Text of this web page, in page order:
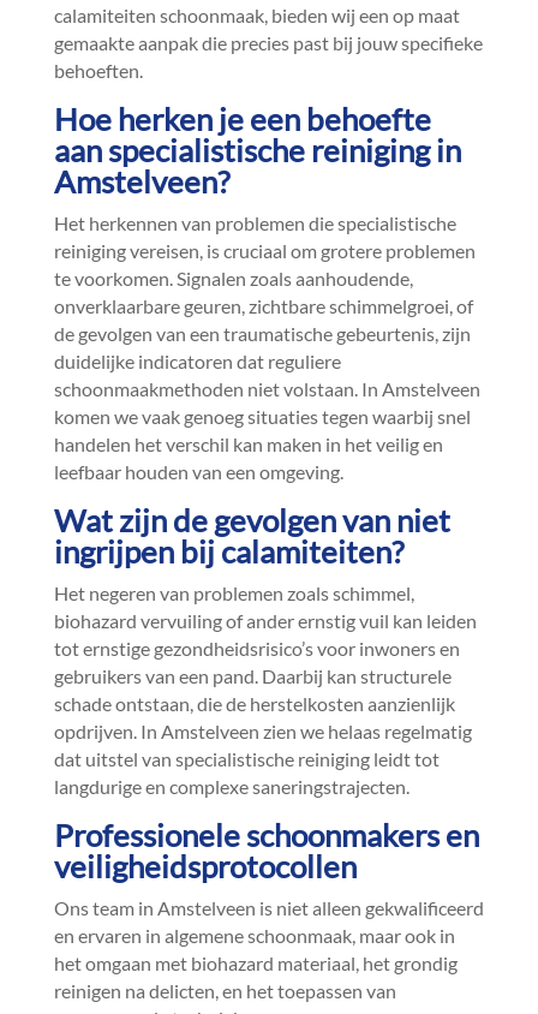
calamiteiten schoonmaak, bieden wij een op maat
gemaakte aanpak die precies past bij jouw specifieke
behoeften.​
Hoe herken je een behoefte
aan specialistische reiniging in
Amstelveen?
Het herkennen van problemen die specialistische
reiniging vereisen, is cruciaal om grotere problemen
te voorkomen.​ Signalen zoals aanhoudende,
onverklaarbare geuren, zichtbare schimmelgroei, of
de gevolgen van een traumatische gebeurtenis, zijn
duidelijke indicatoren dat reguliere
schoonmaakmethoden niet volstaan.​ In Amstelveen
komen we vaak genoeg situaties tegen waarbij snel
handelen het verschil kan maken in het veilig en
leefbaar houden van een omgeving.​
Wat zijn de gevolgen van niet
ingrijpen bij calamiteiten?
Het negeren van problemen zoals schimmel,
biohazard vervuiling of ander ernstig vuil kan leiden
tot ernstige gezondheidsrisico’s voor inwoners en
gebruikers van een pand.​ Daarbij kan structurele
schade ontstaan, die de herstelkosten aanzienlijk
opdrijven.​ In Amstelveen zien we helaas regelmatig
dat uitstel van specialistische reiniging leidt tot
langdurige en complexe saneringstrajecten.​
Professionele schoonmakers en
veiligheidsprotocollen
Ons team in Amstelveen is niet alleen gekwalificeerd
en ervaren in algemene schoonmaak, maar ook in
het omgaan met biohazard materiaal, het grondig
reinigen na delicten, en het toepassen van